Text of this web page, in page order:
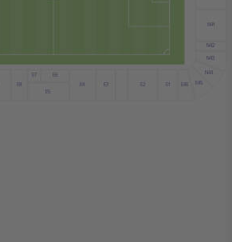
N41
N42
N43
N44
E1
E2
E3
E4
E5
E6
E7
E8
E45
E46